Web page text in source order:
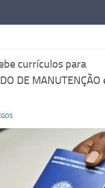
currículos para
DE MANUTENÇÃO